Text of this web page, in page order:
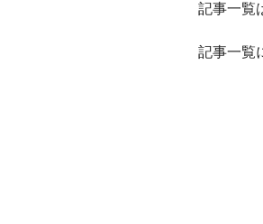
記事一覧
記事一覧